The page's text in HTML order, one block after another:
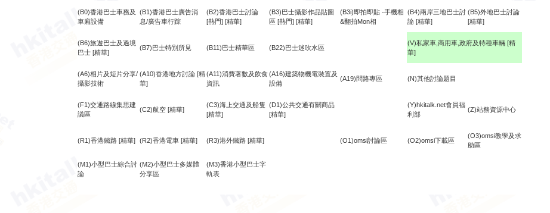
(B0)香港巴士車務及
車廂設備
(B1)香港巴士廣告消
息/廣告車行踪
(B2)香港巴士討論
[熱門] [精華]
(B3)巴士攝影作品貼圖
區 [熱門] [精華]
(B3i)即拍即貼 -手機相
&翻拍Mon相
(B4)兩岸三地巴士討
論 [精華]
(B5)外地巴士討論
[精華]
(B6)旅遊巴士及過境
巴士 [精華]
(B7)巴士特別所見 (B11)巴士精華區 (B22)巴士迷吹水區
(V)私家車,商用車,政府及特種車輛 [精
華]
(A6)相片及短片分享/
攝影技術
(A10)香港地方討論 [精
華]
(A11)消費著數及飲食
資訊
(A16)建築物機電裝置及
設備
(A19)問路專區 (N)其他討論題目
(F1)交通路線集思建
議區
(C2)航空 [精華]
(C3)海上交通及船隻
[精華]
(D1)公共交通有關商品
[精華]
(Y)hkitalk.net會員福
利部
(Z)站務資源中心
(R1)香港鐵路 [精華] (R2)香港電車 [精華] (R3)港外鐵路 [精華] (O1)omsi討論區 (O2)omsi下載區
(O3)omsi教學及求
助區
(M1)小型巴士綜合討
論
(M2)小型巴士多媒體
分享區
(M3)香港小型巴士字
軌表